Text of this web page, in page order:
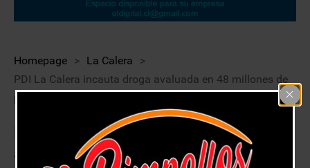
Homepage > La Calera
>
PDI La Calera incauta droga avaluada en 48 millones de
pesos
PDI La Calera incauta droga
avaluada en 48 millones de pesos